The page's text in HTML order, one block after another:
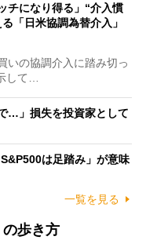
チになり得る」“介入慣
「日米協調為替介入」
いの協調介入に踏み切っ
して…
…」損失を投資家として
は足踏み」が意味
一覧を見る
歩き方